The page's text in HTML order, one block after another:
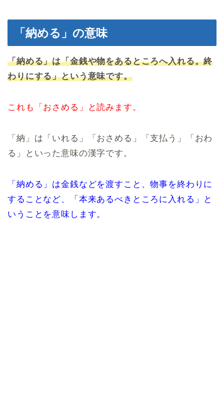
「納める」の意味
「納める」は「金銭や物をあるところへ入れる。終
わりにする」という意味です。
これも「おさめる」と読みます。
「納」は「いれる」「おさめる」「支払う」「おわ
る」といった意味の漢字です。
「納める」は金銭などを渡すこと、物事を終わりに
することなど、「本来あるべきところに入れる」と
いうことを意味します。